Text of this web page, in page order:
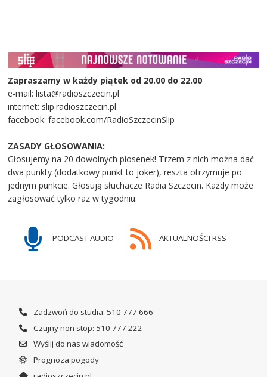
Zapraszamy w każdy piątek od 20.00 do 22.00
e-mail: lista@radioszczecin.pl
internet: slip.radioszczecin.pl
facebook: facebook.com/RadioSzczecinSlip
ZASADY GŁOSOWANIA:
Głosujemy na 20 dowolnych piosenek! Trzem z nich można dać
dwa punkty (dodatkowy punkt to joker), reszta otrzymuje po
jednym punkcie. Głosują słuchacze Radia Szczecin. Każdy może
zagłosować tylko raz w tygodniu.
PODCAST AUDIO AKTUALNOŚCI RSS
Zadzwoń do studia: 510 777 666
Czujny non stop: 510 777 222
Wyślij do nas wiadomość
Prognoza pogody